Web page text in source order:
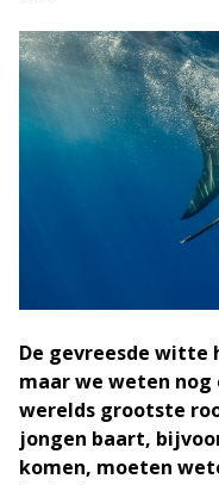
De gevreesde witte
maar we weten nog
werelds grootste
jongen baart,
komen, moeten